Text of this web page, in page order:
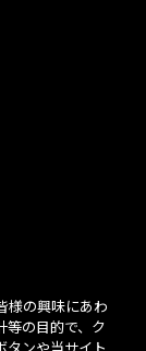
様の興味にあわ
等の目的で、ク